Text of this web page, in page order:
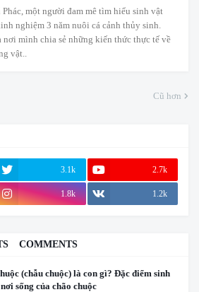
một người đam mê tìm hiểu sinh vật
nghiệm 3 năm nuôi cá cảnh thủy sinh.
nơi mình chia sẻ những kiến thức thực tế về
vật..
Cũ hơn
3.1k 2.7k
1.8k 1.2k
COMMENTS
(chẫu chuộc) là con gì? Đặc điểm sinh
sống của chão chuộc